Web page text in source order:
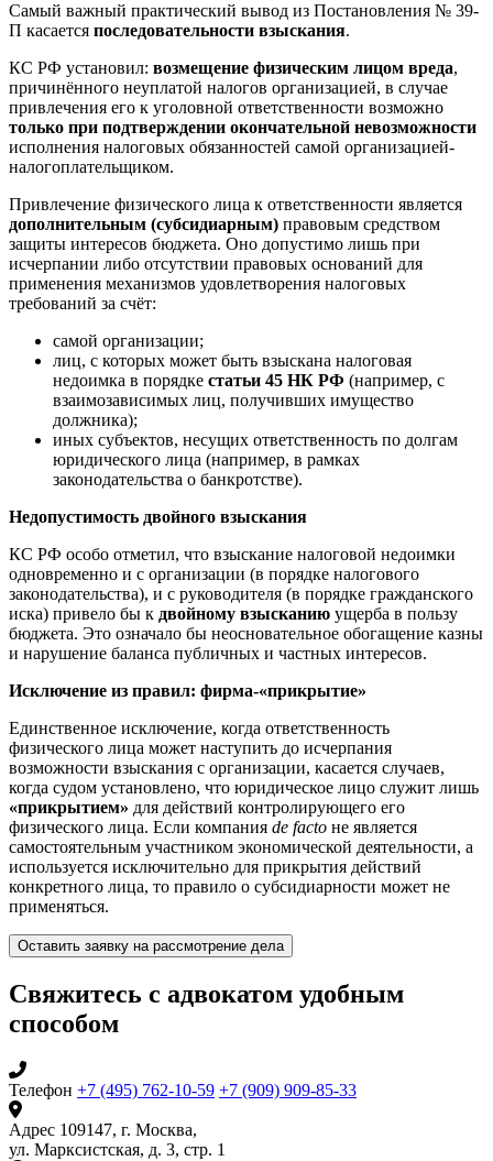
Самый важный практический вывод из Постановления № 39-
П касается последовательности взыскания.
КС РФ установил: возмещение физическим лицом вреда,
причинённого неуплатой налогов организацией, в случае
привлечения его к уголовной ответственности возможно
только при подтверждении окончательной невозможности
исполнения налоговых обязанностей самой организацией-
налогоплательщиком.
Привлечение физического лица к ответственности является
дополнительным (субсидиарным) правовым средством
защиты интересов бюджета. Оно допустимо лишь при
исчерпании либо отсутствии правовых оснований для
применения механизмов удовлетворения налоговых
требований за счёт:
самой организации;
лиц, с которых может быть взыскана налоговая
недоимка в порядке статьи 45 НК РФ (например, с
взаимозависимых лиц, получивших имущество
должника);
иных субъектов, несущих ответственность по долгам
юридического лица (например, в рамках
законодательства о банкротстве).
Недопустимость двойного взыскания
КС РФ особо отметил, что взыскание налоговой недоимки
одновременно и с организации (в порядке налогового
законодательства), и с руководителя (в порядке гражданского
иска) привело бы к двойному взысканию ущерба в пользу
бюджета. Это означало бы неосновательное обогащение казны
и нарушение баланса публичных и частных интересов.
Исключение из правил: фирма-«прикрытие»
Единственное исключение, когда ответственность
физического лица может наступить до исчерпания
возможности взыскания с организации, касается случаев,
когда судом установлено, что юридическое лицо служит лишь
«прикрытием» для действий контролирующего его
физического лица. Если компания de facto не является
самостоятельным участником экономической деятельности, а
используется исключительно для прикрытия действий
конкретного лица, то правило о субсидиарности может не
применяться.
Оставить заявку на рассмотрение дела
Свяжитесь с адвокатом удобным
способом
Телефон +7 (495) 762-10-59 +7 (909) 909-85-33
Адрес 109147, г. Москва,
ул. Марксистская, д. 3, стр. 1